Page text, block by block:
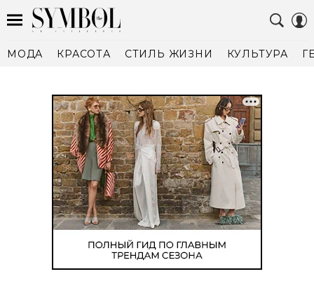
МОДА КРАСОТА СТИЛЬ ЖИЗНИ КУЛЬТУРА